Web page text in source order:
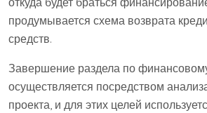
продумывается схема возврата
средств.
Завершение раздела по
осуществляется посредством
проекта, и для этих целей